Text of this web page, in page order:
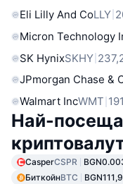
Eli Lilly And CoLLY
Micron Technology
SK HynixSKHY
JPmorgan Chase &
Walmart IncWMT
Най-
CasperCSPR
БиткойнBTC